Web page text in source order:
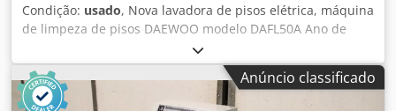
Condição: usado, Nova lavadora de pisos elétrica, máquina
de limpeza de pisos DAEWOO modelo DAFL50A Ano de
fabricação 2025 – sem uso, proveniente de estoque
Rendimento teórico de área: 2000 m²/h Largura de
trabalho: 510 mm Escova de limpeza: Ø 510 mm Rotação
da escova: 175 rpm Largura do bico de sucção: 850 mm
Anúncio classificado